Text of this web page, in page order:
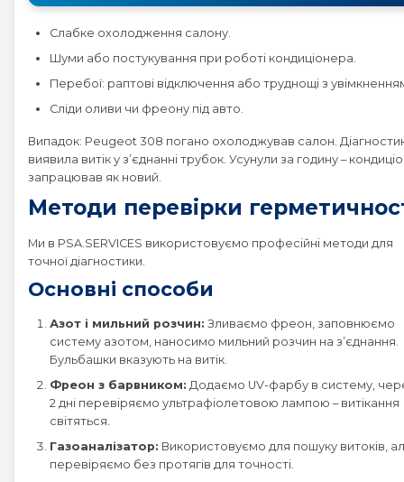
Peugeot 407
Peugeot 408
Peugeot 5008
Peugeot 508
Peugeot 607
Peugeot EXPERT
Peugeot PARTNER
Peugeot RCZ
Слабке охолодження салону.
Шуми або постукування при роботі кондиціонера.
Перебої: раптові відключення або труднощі з
Сліди оливи чи фреону під авто.
Випадок: Peugeot 308 погано охолоджував салон.
виявила витік у з’єднанні трубок. Усунули за годину –
запрацював як новий.
Методи перевірки
Ми в PSA.SERVICES використовуємо професійні методи для
точної діагностики.
Основні способи
Азот і мильний розчин: Зливаємо фреон, заповнюємо
систему азотом, наносимо мильний розчин на з’єднання.
Бульбашки вказують на витік.
Фреон з барвником: Додаємо UV-фарбу в систему,
2 дні перевіряємо ультрафіолетовою лампою – витікання
світяться.
Газоаналізатор: Використовуємо для пошуку витоків,
перевіряємо без протягів для точності.